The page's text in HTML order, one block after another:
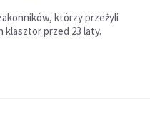
którzy przeżyli
klasztor przed 23 laty.